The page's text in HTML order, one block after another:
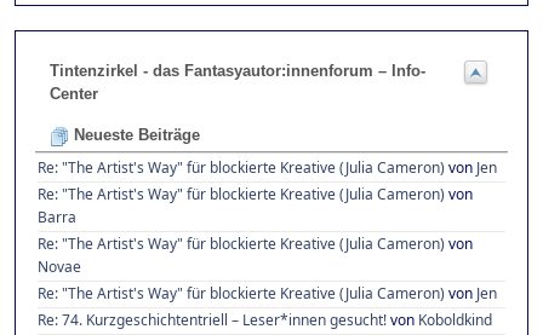
Tintenzirkel - das Fantasyautor:innenforum – Info-
Center
Neueste Beiträge
Re: "The Artist's Way" für blockierte Kreative (Julia Cameron) von Jen
Re: "The Artist's Way" für blockierte Kreative (Julia Cameron) von
Barra
Re: "The Artist's Way" für blockierte Kreative (Julia Cameron) von
Novae
Re: "The Artist's Way" für blockierte Kreative (Julia Cameron) von Jen
Re: 74. Kurzgeschichtentriell – Leser*innen gesucht!von Koboldkind